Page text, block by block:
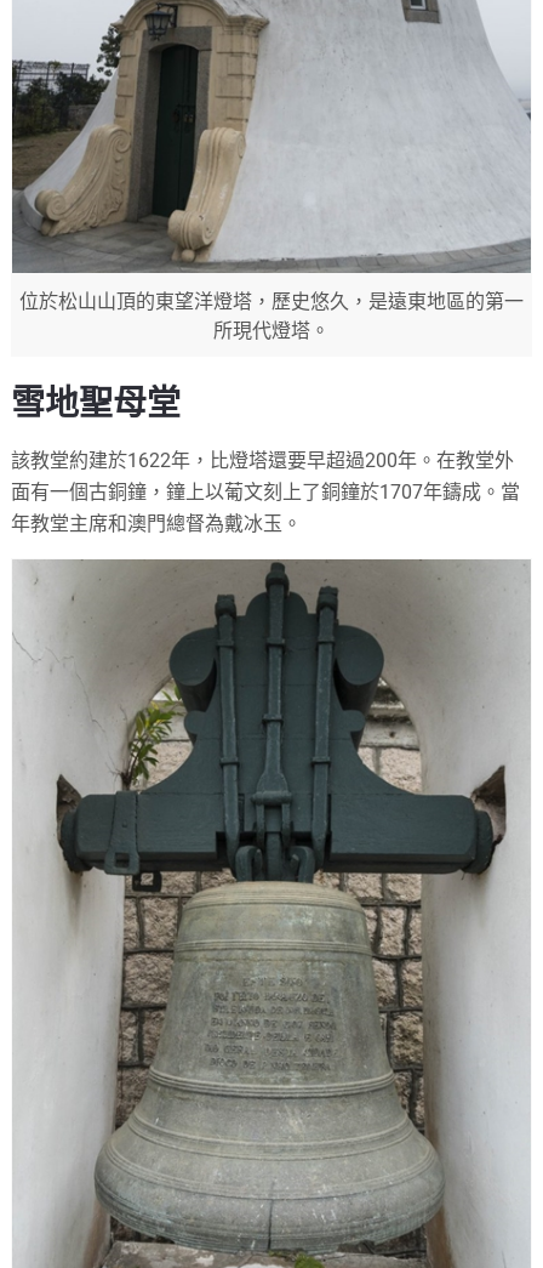
位於松山山頂的東望洋燈塔，歷史悠久，是遠東地區的第一
所現代燈塔。
雪地聖母堂
該教堂約建於1622年，比燈塔還要早超過200年。在教堂外
面有一個古銅鐘，鐘上以葡文刻上了銅鐘於1707年鑄成。當
年教堂主席和澳門總督為戴冰玉。